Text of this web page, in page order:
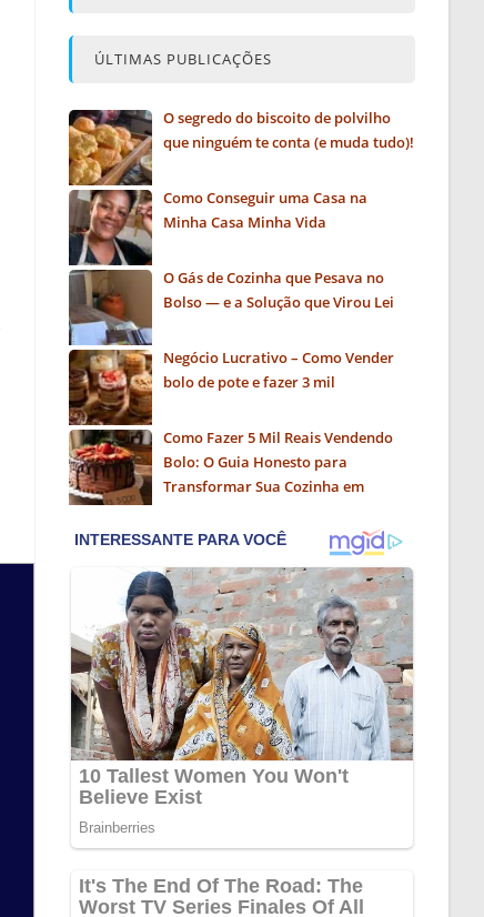
ÚLTIMAS PUBLICAÇÕES
O segredo do biscoito de polvilho
que ninguém te conta (e muda tudo)!
Como Conseguir uma Casa na
Minha Casa Minha Vida
O Gás de Cozinha que Pesava no
Bolso — e a Solução que Virou Lei
Negócio Lucrativo – Como Vender
bolo de pote e fazer 3 mil
Como Fazer 5 Mil Reais Vendendo
Bolo: O Guia Honesto para
Transformar Sua Cozinha em